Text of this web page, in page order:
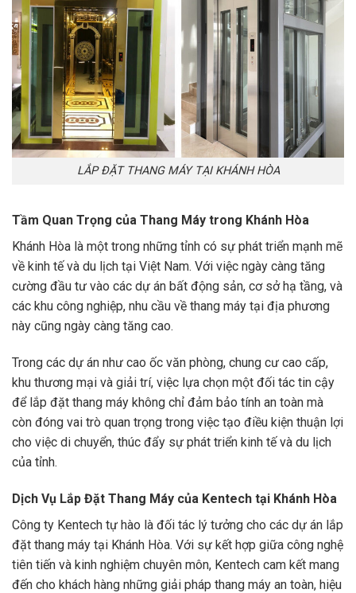
LẮP ĐẶT THANG MÁY TẠI KHÁNH HÒA
Tầm Quan Trọng của Thang Máy trong Khánh Hòa
Khánh Hòa là một trong những tỉnh có sự phát triển mạnh mẽ
về kinh tế và du lịch tại Việt Nam. Với việc ngày càng tăng
cường đầu tư vào các dự án bất động sản, cơ sở hạ tầng, và
các khu công nghiệp, nhu cầu về thang máy tại địa phương
này cũng ngày càng tăng cao.
Trong các dự án như cao ốc văn phòng, chung cư cao cấp,
khu thương mại và giải trí, việc lựa chọn một đối tác tin cậy
để lắp đặt thang máy không chỉ đảm bảo tính an toàn mà
còn đóng vai trò quan trọng trong việc tạo điều kiện thuận lợi
cho việc di chuyển, thúc đẩy sự phát triển kinh tế và du lịch
của tỉnh.
Dịch Vụ Lắp Đặt Thang Máy của Kentech tại Khánh Hòa
Công ty Kentech tự hào là đối tác lý tưởng cho các dự án lắp
đặt thang máy tại Khánh Hòa. Với sự kết hợp giữa công nghệ
tiên tiến và kinh nghiệm chuyên môn, Kentech cam kết mang
đến cho khách hàng những giải pháp thang máy an toàn, hiệu